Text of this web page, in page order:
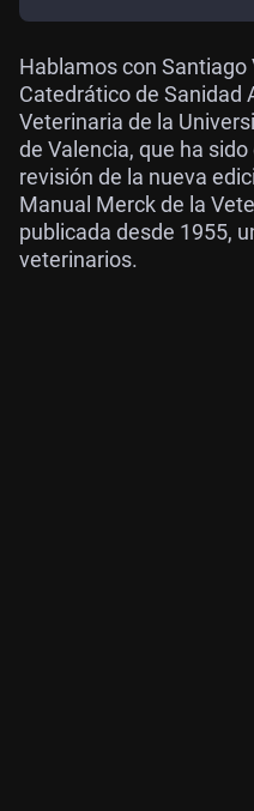
Hablamos con Santiago
Catedrático de Sanidad
Veterinaria de la
de Valencia, que ha
revisión de la nueva
Manual Merck de la
publicada desde 1955,
veterinarios.